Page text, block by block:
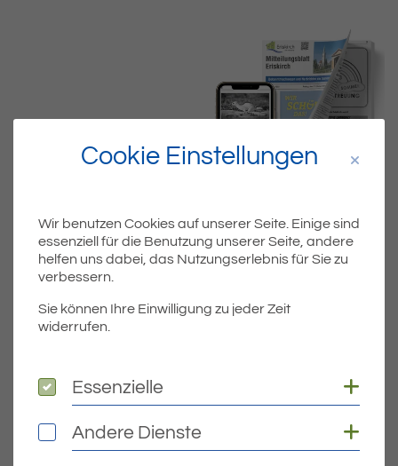
Dateiname
Dateityp PDF
DOWNLOAD
Cookie Einstellungen
Wir benutzen Cookies auf unserer Seite. Einige sind
essenziell für die Benutzung unserer Seite, andere
helfen uns dabei, das Nutzungserlebnis für Sie zu
verbessern.
Sie können Ihre Einwilligung zu jeder Zeit
widerrufen.
Essenzielle
Essenzielle
Andere Dienste
Andere Dienste